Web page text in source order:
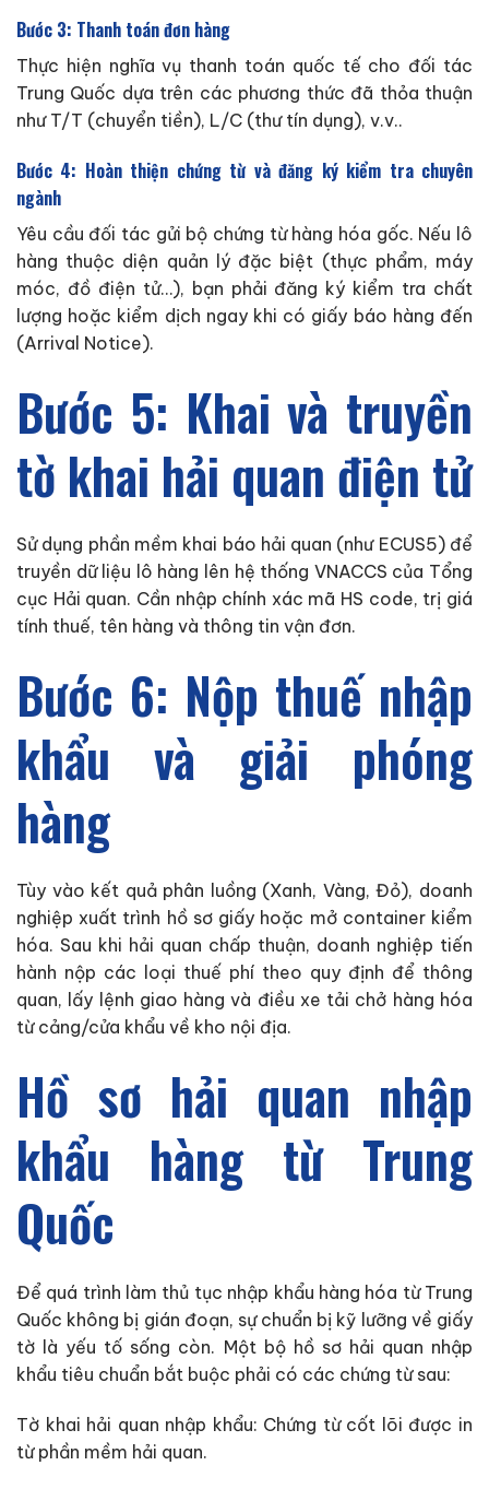
Bước 3: Thanh toán đơn hàng
Thực hiện nghĩa vụ thanh toán quốc tế cho đối tác
Trung Quốc dựa trên các phương thức đã thỏa thuận
như T/T (chuyển tiền), L/C (thư tín dụng), v.v..
Bước 4: Hoàn thiện chứng từ và đăng ký kiểm tra chuyên
ngành
Yêu cầu đối tác gửi bộ chứng từ hàng hóa gốc. Nếu lô
hàng thuộc diện quản lý đặc biệt (thực phẩm, máy
móc, đồ điện tử…), bạn phải đăng ký kiểm tra chất
lượng hoặc kiểm dịch ngay khi có giấy báo hàng đến
(Arrival Notice).
Bước 5: Khai và truyền
tờ khai hải quan điện tử
Sử dụng phần mềm khai báo hải quan (như ECUS5) để
truyền dữ liệu lô hàng lên hệ thống VNACCS của Tổng
cục Hải quan. Cần nhập chính xác mã HS code, trị giá
tính thuế, tên hàng và thông tin vận đơn.
Bước 6: Nộp thuế nhập
khẩu và giải phóng
hàng
Tùy vào kết quả phân luồng (Xanh, Vàng, Đỏ), doanh
nghiệp xuất trình hồ sơ giấy hoặc mở container kiểm
hóa. Sau khi hải quan chấp thuận, doanh nghiệp tiến
hành nộp các loại thuế phí theo quy định để thông
quan, lấy lệnh giao hàng và điều xe tải chở hàng hóa
từ cảng/cửa khẩu về kho nội địa.
Hồ sơ hải quan nhập
khẩu hàng từ Trung
Quốc
Để quá trình làm thủ tục nhập khẩu hàng hóa từ Trung
Quốc không bị gián đoạn, sự chuẩn bị kỹ lưỡng về giấy
tờ là yếu tố sống còn. Một bộ hồ sơ hải quan nhập
khẩu tiêu chuẩn bắt buộc phải có các chứng từ sau:
Tờ khai hải quan nhập khẩu: Chứng từ cốt lõi được in
từ phần mềm hải quan.